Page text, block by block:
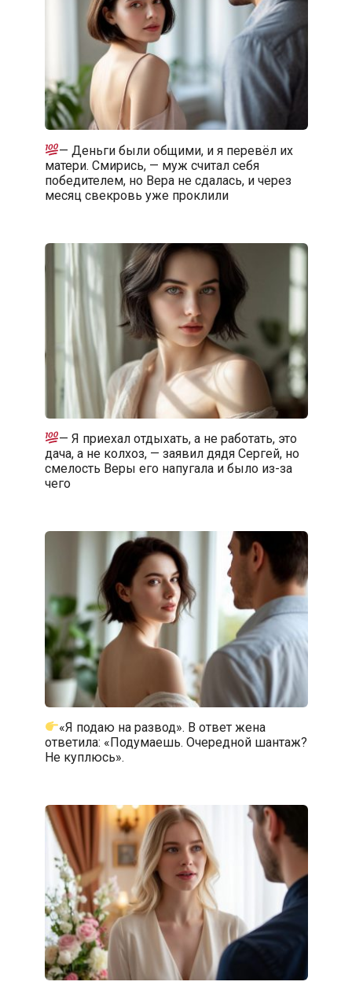
— Деньги были общими, и я перевёл их
матери. Смирись, — муж считал себя
победителем, но Вера не сдалась, и через
месяц свекровь уже проклили
— Я приехал отдыхать, а не работать, это
дача, а не колхоз, — заявил дядя Сергей, но
смелость Веры его напугала и было из-за
чего
«Я подаю на развод». В ответ жена
ответила: «Подумаешь. Очередной шантаж?
Не куплюсь».